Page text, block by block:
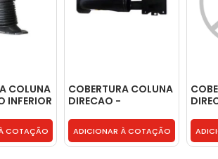
COLUNA
INFERIOR
COTAÇÃO
COBERTURA COLUNA
DIRECAO -
ADICIONAR À COTAÇÃO